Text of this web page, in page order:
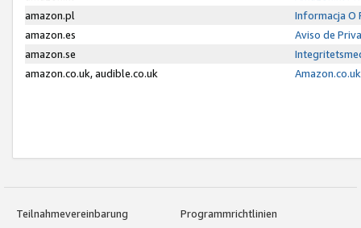
amazon.pl
Informacja O
amazon.es
Aviso de
amazon.se
amazon.co.uk, audible.co.uk
Teilnahmevereinbarung
Programmrichtlinien